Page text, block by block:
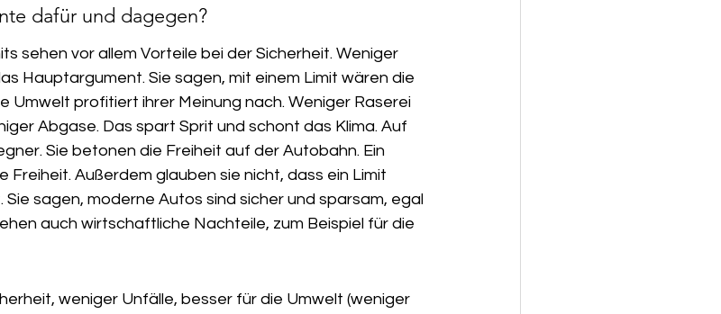
dafür und dagegen?
sehen vor allem Vorteile bei der Sicherheit. Weniger
Hauptargument. Sie sagen, mit einem Limit wären die
Umwelt profitiert ihrer Meinung nach. Weniger Raserei
Abgase. Das spart Sprit und schont das Klima. Auf
Sie betonen die Freiheit auf der Autobahn. Ein
Freiheit. Außerdem glauben sie nicht, dass ein Limit
Sie sagen, moderne Autos sind sicher und sparsam, egal
auch wirtschaftliche Nachteile, zum Beispiel für die
weniger Unfälle, besser für die Umwelt (weniger